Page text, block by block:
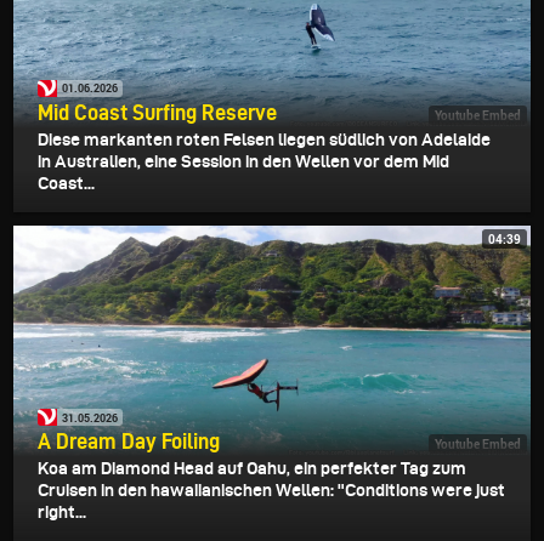
Youtube Embed
01.06.2026
Mid Coast Surfing Reserve
Diese markanten roten Felsen liegen südlich von Adelaide
in Australien, eine Session in den Wellen vor dem Mid
Coast...
04:39
Youtube Embed
31.05.2026
A Dream Day Foiling
Koa am Diamond Head auf Oahu, ein perfekter Tag zum
Cruisen in den hawaiianischen Wellen: "Conditions were just
right...